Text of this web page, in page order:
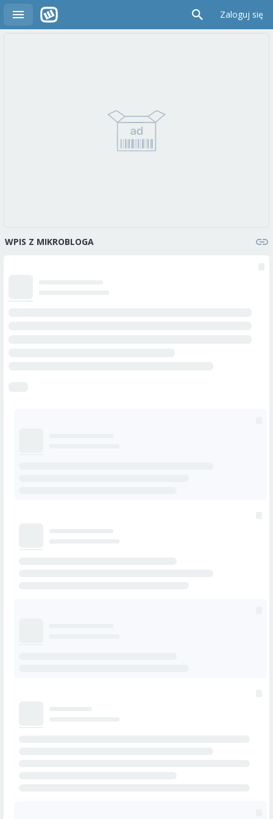
Zaloguj się
WPIS Z MIKROBLOGA